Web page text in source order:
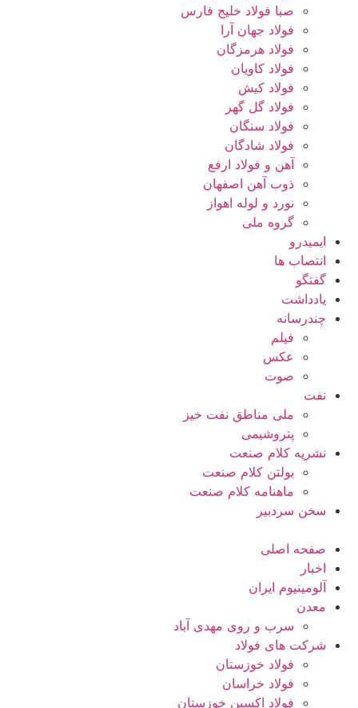
صبا فولاد خلیج فارس
فولاد جهان آرا
فولاد هرمزگان
فولاد کاویان
فولاد کیش
فولاد گل گهر
فولاد سنگان
فولاد شادگان
آهن و فولاد ارفع
ذوب آهن اصفهان
نورد و لوله اهواز
گروه ملی
ایمیدرو
انتصاب ها
گفتگو
یادداشت
چندرسانه
فیلم
عکس
صوت
نفت
ملی مناطق نفت خیز
پتروشیمی
نشریه کلام صنعت
بولتن کلام صنعت
ماهنامه کلام صنعت
سخن سردبیر
صفحه اصلی
اخبار
آلومینیوم ایران
معدن
سرب و روی مهدی آباد
شرکت های فولاد
فولاد خوزستان
فولاد خراسان
فولاد اکسین خوزستان